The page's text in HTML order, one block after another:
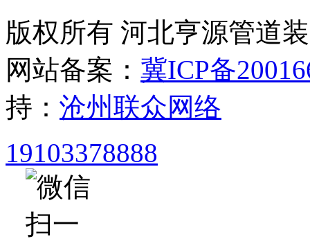
版权所有 河北亨源管道
网站备案： 冀ICP备
持： 沧州联众网络
19103378888